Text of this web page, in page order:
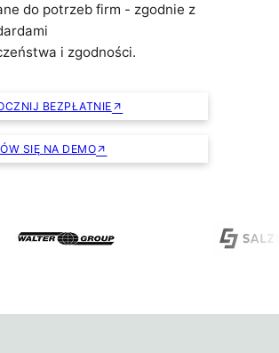
do potrzeb firm - zgodnie z
i zgodności.
BEZPŁATNIE
SIĘ NA DEMO